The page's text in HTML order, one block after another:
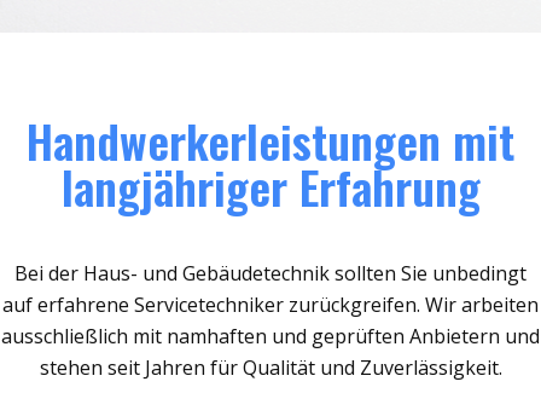
Handwerkerleistungen mit
langjähriger Erfahrung
Bei der Haus- und Gebäudetechnik sollten Sie unbedingt
auf erfahrene Servicetechniker zurückgreifen. Wir arbeiten
ausschließlich mit namhaften und geprüften Anbietern und
stehen seit Jahren für Qualität und Zuverlässigkeit.